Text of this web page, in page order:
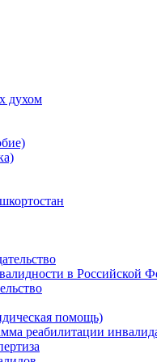
духом
в Российской
помощь)
реабилитации